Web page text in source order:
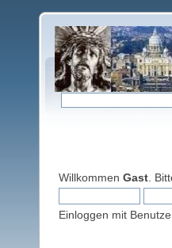
Willkommen Gast .
Einloggen mit